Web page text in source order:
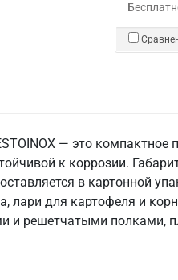
— это компактное
к коррозии.
в картонной
для картофеля и
и решетчатыми полками,